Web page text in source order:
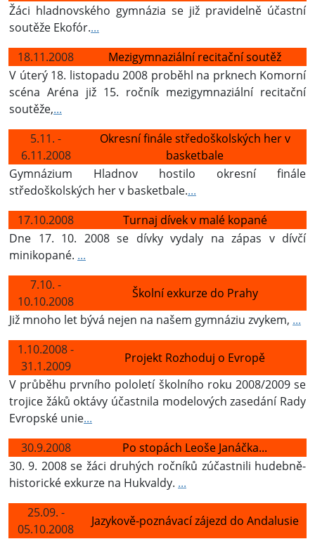
Žáci hladnovského gymnázia se již pravidelně účastní
soutěže Ekofór....
18.11.2008
Mezigymnaziální recitační soutěž
V úterý 18. listopadu 2008 proběhl na prknech Komorní
scéna Aréna již 15. ročník mezigymnaziální recitační
soutěže,...
5.11. -
6.11.2008
Okresní finále středoškolských her v
basketbale
Gymnázium Hladnov hostilo okresní finále
středoškolských her v basketbale....
17.10.2008
Turnaj dívek v malé kopané
Dne 17. 10. 2008 se dívky vydaly na zápas v dívčí
minikopané. ...
7.10. -
10.10.2008
Školní exkurze do Prahy
Již mnoho let bývá nejen na našem gymnáziu zvykem, ...
1.10.2008 -
31.1.2009
Projekt Rozhoduj o Evropě
V průběhu prvního pololetí školního roku 2008/2009 se
trojice žáků oktávy účastnila modelových zasedání Rady
Evropské unie...
30.9.2008
Po stopách Leoše Janáčka...
30. 9. 2008 se žáci druhých ročníků zúčastnili hudebně-
historické exkurze na Hukvaldy. ...
25.09. -
05.10.2008
Jazykově-poznávací zájezd do Andalusie